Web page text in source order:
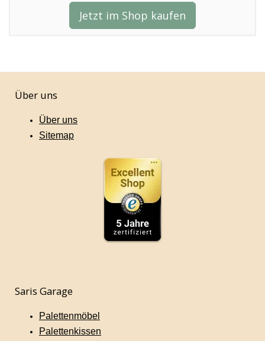
Jetzt im Shop kaufen
Über uns
Über uns
Sitemap
Saris Garage
Palettenmöbel
Palettenkissen